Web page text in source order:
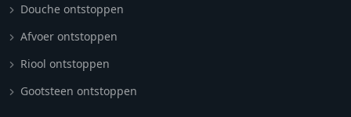
Douche ontstoppen
Afvoer ontstoppen
Riool ontstoppen
Gootsteen ontstoppen